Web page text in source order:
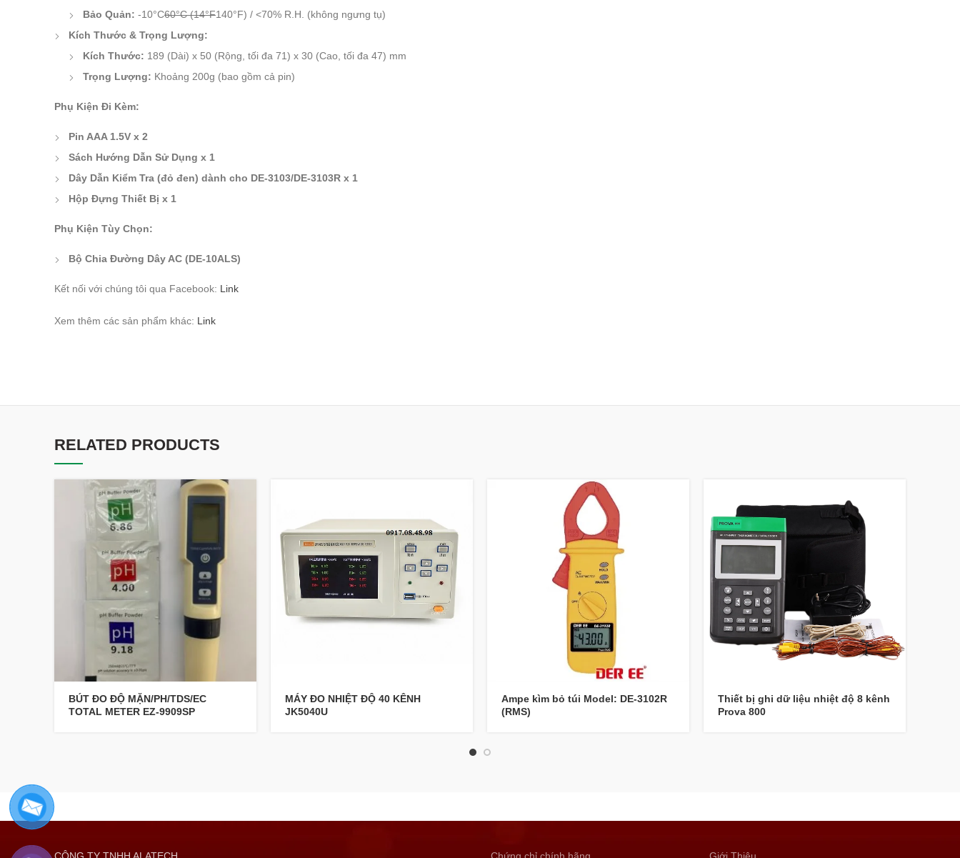
Bảo Quản: -10°C60°C (14°F140°F) / <70% R.H. (không ngưng tụ)
Kích Thước & Trọng Lượng:
Kích Thước: 189 (Dài) x 50 (Rộng, tối đa 71) x 30 (Cao, tối đa 47) mm
Trọng Lượng: Khoảng 200g (bao gồm cả pin)
Phụ Kiện Đi Kèm:
Pin AAA 1.5V x 2
Sách Hướng Dẫn Sử Dụng x 1
Dây Dẫn Kiểm Tra (đỏ đen) dành cho DE-3103/DE-3103R x 1
Hộp Đựng Thiết Bị x 1
Phụ Kiện Tùy Chọn:
Bộ Chia Đường Dây AC (DE-10ALS)
Kết nối với chúng tôi qua Facebook: Link
Xem thêm các sản phẩm khác: Link
RELATED PRODUCTS
BÚT ĐO ĐỘ MẶN/PH/TDS/EC
TOTAL METER EZ-9909SP
MÁY ĐO NHIỆT ĐỘ 40 KÊNH
JK5040U
Ampe kìm bỏ túi Model: DE-3102R
(RMS)
Thiết bị ghi dữ liệu nhiệt độ 8 kênh
Prova 800